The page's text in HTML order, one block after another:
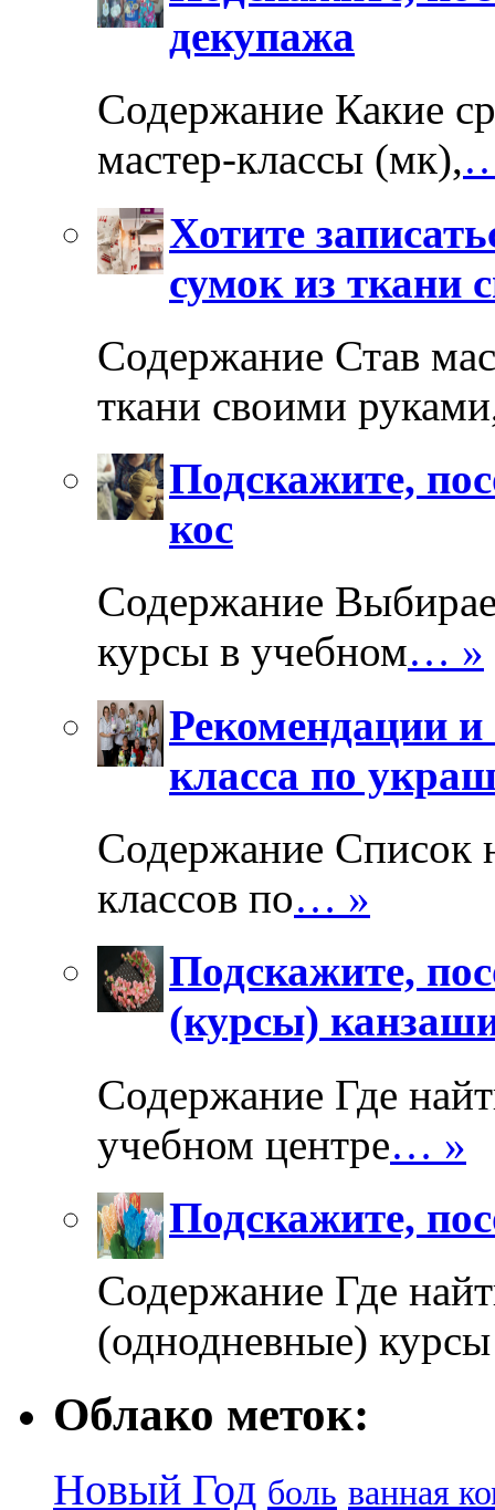
декупажа
Содержание Какие
мастер-классы (мк),
Хотите
сумок из ткани
Содержание Став
ткани своими
Подскажите,
кос
Содержание
курсы в учебном… »
Рекомендации
класса по
Содержание Список
классов по… »
Подскажите,
(курсы)
Содержание Где
учебном центре… »
Подскажите,
Содержание Где
(однодневные)
Облако меток:
Новый Год боль ванная